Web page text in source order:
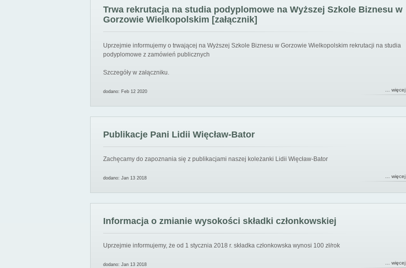
Trwa rekrutacja na studia podyplomowe na Wyższej Szkole Biznesu w
Gorzowie Wielkopolskim [załącznik]
Uprzejmie informujemy o trwającej na Wyższej Szkole Biznesu w Gorzowie Wielkopolskim rekrutacji na studia
podyplomowe z zamówień publicznych
Szczegóły w załączniku.
dodano: Feb 12 2020 … więcej
Publikacje Pani Lidii Więcław-Bator
Zachęcamy do zapoznania się z publikacjami naszej koleżanki Lidii Więcław-Bator
dodano: Jan 13 2018 … więcej
Informacja o zmianie wysokości składki członkowskiej
Uprzejmie informujemy, że od 1 stycznia 2018 r. składka członkowska wynosi 100 zł/rok
dodano: Jan 13 2018 … więcej